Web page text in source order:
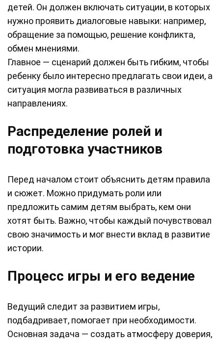
детей. Он должен включать ситуации, в которых
нужно проявить диалоговые навыки: например,
обращение за помощью, решение конфликта,
обмен мнениями.
Главное — сценарий должен быть гибким, чтобы
ребенку было интересно предлагать свои идеи, а
ситуация могла развиваться в различных
направлениях.
Распределение ролей и
подготовка участников
Перед началом стоит объяснить детям правила
и сюжет. Можно придумать роли или
предложить самим детям выбрать, кем они
хотят быть. Важно, чтобы каждый почувствовал
свою значимость и мог внести вклад в развитие
истории.
Процесс игры и его ведение
Ведущий следит за развитием игры,
подбадривает, помогает при необходимости.
Основная задача — создать атмосферу доверия,